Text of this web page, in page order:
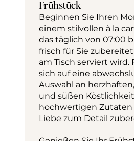
Frühstück
Beginnen Sie Ihren
einem stilvollen à la
das täglich von 07:00
frisch für Sie
am Tisch serviert wird.
sich auf eine
Auswahl an
und süßen
hochwertigen Zutaten
Liebe zum Detail